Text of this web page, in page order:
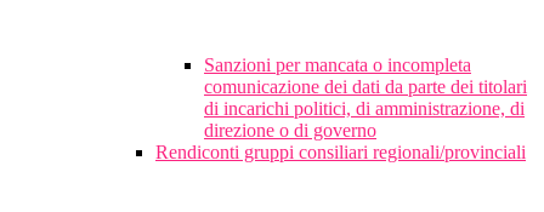
Sanzioni per mancata o incompleta
comunicazione dei dati da parte dei titolari
di incarichi politici, di amministrazione, di
direzione o di governo
Rendiconti gruppi consiliari regionali/provinciali